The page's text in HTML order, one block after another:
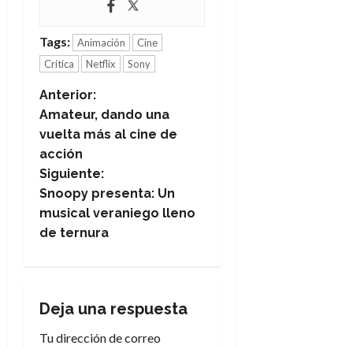
Tags: Animación
Cine
Crítica
Netflix Sony
N
a
v
e
g
c
i
Anterior:
Amateur, dando una
vuelta más al cine de
acción
Siguiente:
Snoopy presenta: Un
musical veraniego lleno
de ternura
Deja una respuesta
Tu dirección de correo